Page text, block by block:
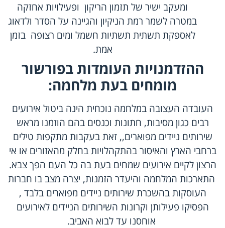
ומעקב ישיר של תזמון הריקון ופעילויות אחזקה
במטרה לשמר רמת הניקיון והגיינה על הסדר ולדאוג
לאספקת תשתית תשתיות חשמל ומים רצופה בזמן
אמת.
ההזדמנויות העומדות בפורשור
מומחים בעת מלחמה:
העובדה העצובה במלחמה נוכחית הינה ביטול אירועים
רבים כגון מסיבות, חתונות וכנסים בהם הוזמנו מראש
שירותים ניידים מפוארים,, זאת בעקבות מתקפות טילים
ברחבי הארץ והאיסור בהתקהלויות בחלק מהאזורים או אי
הרצון לקיים אירועים שמחים בעת בה כל העם הפך צבא.
התארכות המלחמה והיעדר הזמנות, יצרה מצב בו חברות
העוסקות בהשכרת שירותים ניידים מפוארים בלבד ,
הפסיקו פעילותן וקרונות השירותים הניידים לאירועים
אוחסנו עד לבוא האביב.